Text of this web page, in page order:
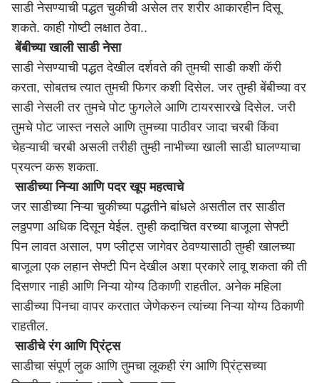
साडी नेसण्याची पद्धत चुकीची असेल तर शरीर आकारहीन दिसू
शकते. काही गोष्टी लक्षात ठेवा..
बेंबीच्या खाली साडी नेसा
साडी नेसण्याची पद्धत देखील दर्शवते की तुमची साडी कशी कॅरी
करता, सोबतच त्यात तुमची फिगर कशी दिसेल. जर तुम्ही बेंबीच्या वर
साडी नेसली तर तुमचे पोट फुगलेले आणि टायरसारखे दिसेल. जरी
तुमचे पोट जास्त नसले आणि तुमच्या पाठीवर जादा चरबी किंवा
चेहऱ्याची चरबी असली तरीही तुम्ही नाभीच्या खाली साडी घालण्याचा
प्रयत्न करू शकता.
साडीच्या निऱ्या आणि पदर खूप महत्वाचे
जर साडीच्या निऱ्या चुकीच्या पद्धतीने बांधले असतील तर साडीत
लठ्ठपणा अधिक दिसून येईल. तुम्ही कदाचित वरच्या बाजूला सेफ्टी
पिन लावत असाल, पण प्लीट्स जागेवर ठेवण्यासाठी तुम्ही खालच्या
बाजूला एक लहान सेफ्टी पिन देखील अशा प्रकारे लावू शकता की ती
दिसणार नाही आणि निऱ्या योग्य ठिकाणी राहतील. अनेक महिला
साडीच्या पिनचा वापर करतात जेणेकरुन त्यांच्या निऱ्या योग्य ठिकाणी
राहतील.
साडीचे रंग आणि प्रिंट्स
साडीचा संपूर्ण लुक आणि तुमचा लूकही रंग आणि प्रिंट्सच्या